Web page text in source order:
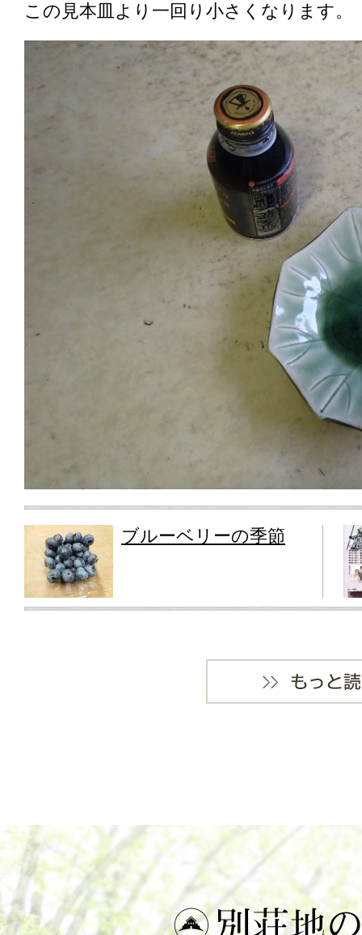
この見本皿より一回り小さくなります。
ブルーベリーの季節